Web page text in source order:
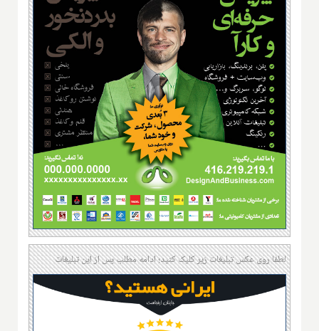
لطفا روی عکس تبلیغات زیر کلیک کنید؛ ادامه مطلب پس از این تبلیغات